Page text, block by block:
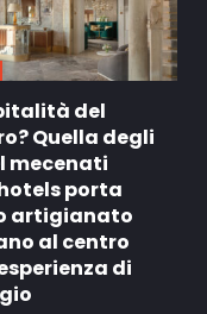
del
Quella degli
mecenati
porta
artigianato
al centro
di